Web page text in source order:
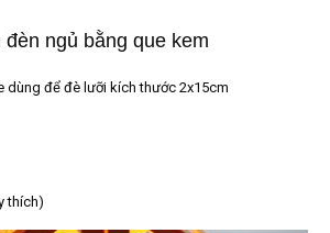
ngủ bằng que kem
dùng để đè lưỡi kích thước 2x15cm
thích)